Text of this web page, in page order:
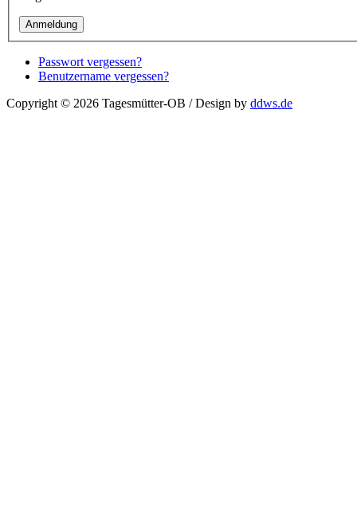
Passwort vergessen?
Benutzername vergessen?
Copyright © 2026 Tagesmütter-OB / Design by ddws.de